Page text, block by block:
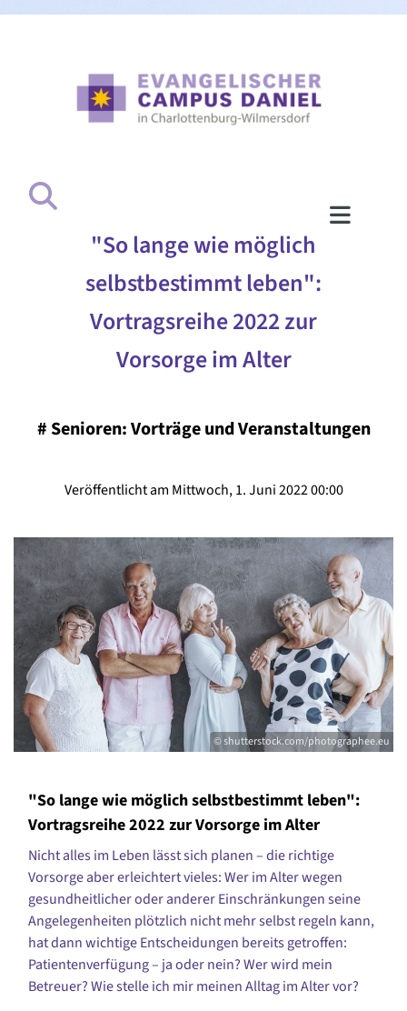
"So lange wie möglich
selbstbestimmt leben":
Vortragsreihe 2022 zur
Vorsorge im Alter
# Senioren: Vorträge und Veranstaltungen
Veröffentlicht am Mittwoch, 1. Juni 2022 00:00
© shutterstock.com/photographee.eu
"So lange wie möglich selbstbestimmt leben":
Vortragsreihe 2022 zur Vorsorge im Alter
Nicht alles im Leben lässt sich planen – die richtige
Vorsorge aber erleichtert vieles: Wer im Alter wegen
gesundheitlicher oder anderer Einschränkungen seine
Angelegenheiten plötzlich nicht mehr selbst regeln kann,
hat dann wichtige Entscheidungen bereits getroffen:
Patientenverfügung – ja oder nein? Wer wird mein
Betreuer? Wie stelle ich mir meinen Alltag im Alter vor?